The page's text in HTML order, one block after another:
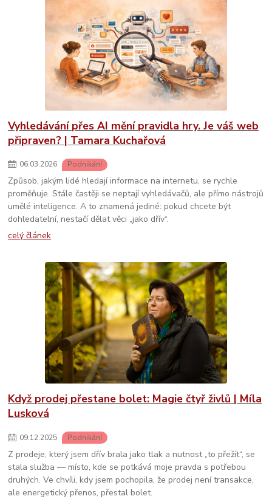
Vyhledávání přes AI mění pravidla hry. Je váš web
připraven? | Tamara Kuchařová
06.03.2026 Podnikání
Způsob, jakým lidé hledají informace na internetu, se rychle
proměňuje. Stále častěji se neptají vyhledávačů, ale přímo nástrojů
umělé inteligence. A to znamená jediné: pokud chcete být
dohledatelní, nestačí dělat věci „jako dřív“.
celý článek
Když prodej přestane bolet: Magie čtyř živlů | Míla
Lusková
09.12.2025 Podnikání
Z prodeje, který jsem dřív brala jako tlak a nutnost „to přežít“, se
stala služba — místo, kde se potkává moje pravda s potřebou
druhých. Ve chvíli, kdy jsem pochopila, že prodej není transakce,
ale energetický přenos, přestal bolet.